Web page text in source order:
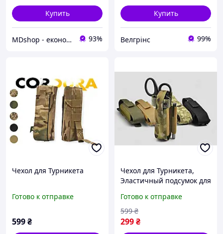
Купить
MDshop - економія поруч 93%
Купить
Велгрінс 99%
Чехол для Турникета
Готово к отправке
599₴
Чехол для Турникета,
Эластичный подсумок для
Готово к отправке
299₴
599 ₴